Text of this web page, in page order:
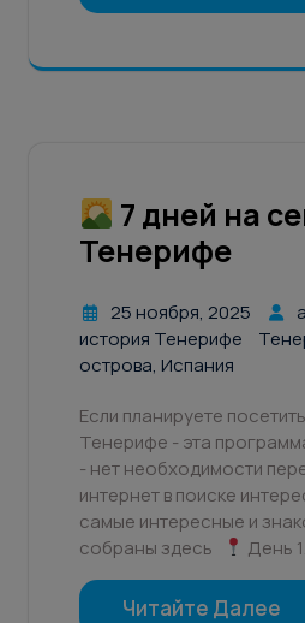
7 дней на
Тенерифе
25 ноября, 2025
история Тенерифе
острова, Испания
Если планируете
Тенерифе - эта
- нет необходимости
интернет в поиске
самые интересные и
собраны здесь
День
Читайте Далее